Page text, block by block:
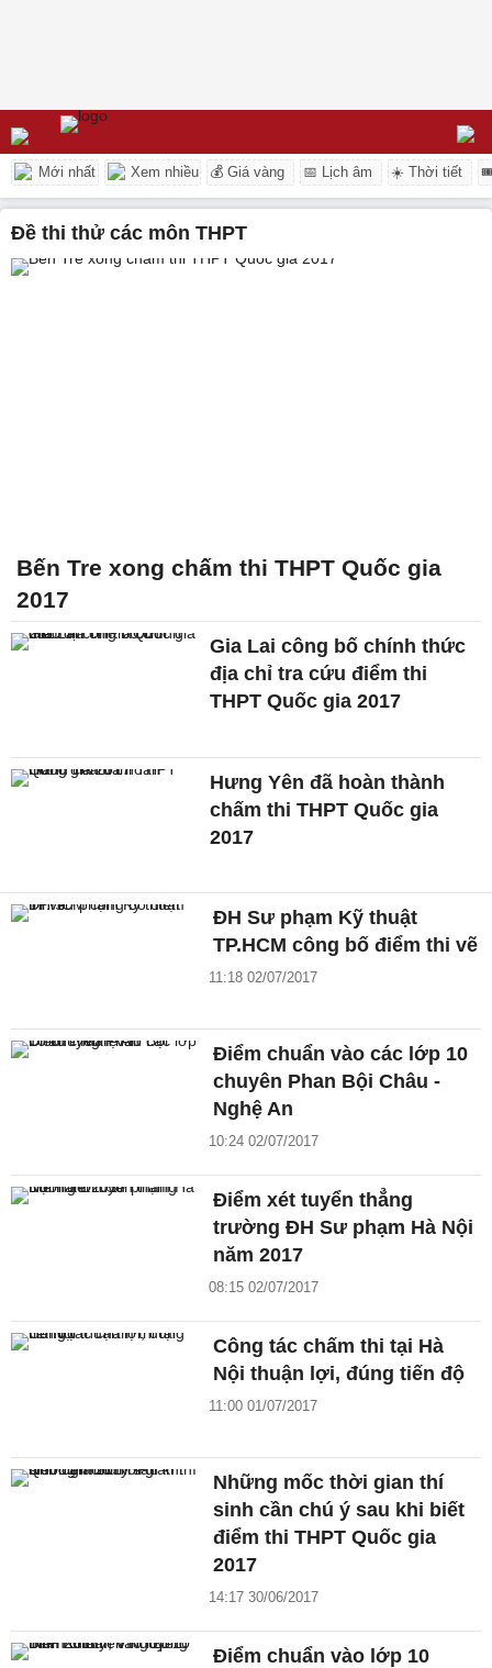
Mới nhất Xem nhiều 💰 Giá vàng 📅 Lịch âm ☀️ Thời tiết
Đề thi thử các môn THPT
Bến Tre xong chấm thi THPT Quốc gia
2017
Gia Lai công bố chính thức
địa chỉ tra cứu điểm thi
THPT Quốc gia 2017
Hưng Yên đã hoàn thành
chấm thi THPT Quốc gia
2017
ĐH Sư phạm Kỹ thuật
TP.HCM công bố điểm thi vẽ
11:18 02/07/2017
Điểm chuẩn vào các lớp 10
chuyên Phan Bội Châu -
Nghệ An
10:24 02/07/2017
Điểm xét tuyển thẳng
trường ĐH Sư phạm Hà Nội
năm 2017
08:15 02/07/2017
Công tác chấm thi tại Hà
Nội thuận lợi, đúng tiến độ
11:00 01/07/2017
Những mốc thời gian thí
sinh cần chú ý sau khi biết
điểm thi THPT Quốc gia
2017
14:17 30/06/2017
Điểm chuẩn vào lớp 10